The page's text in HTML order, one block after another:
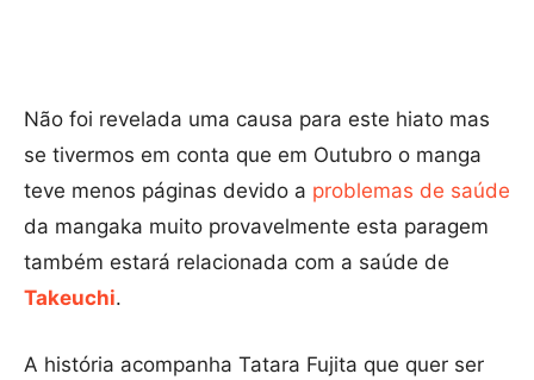
Não foi revelada uma causa para este hiato mas
se tivermos em conta que em Outubro o manga
teve menos páginas devido a problemas de saúde
da mangaka muito provavelmente esta paragem
também estará relacionada com a saúde de
Takeuchi.
A história acompanha Tatara Fujita que quer ser